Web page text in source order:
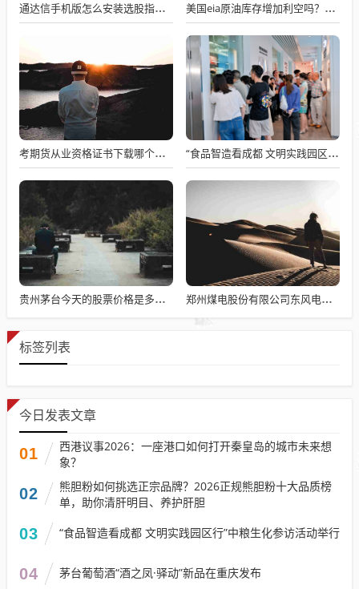
通达信手机版怎么安装选股指标，通达信手机版怎样导入选股指标 美国eia原油库存增加利空吗？美原油库存增加对原油是利多还是利空
考期货从业资格证书下载哪个软件，想要考期货从业资格证 “食品智造看成都 文明实践园区行”活动走进圣恩食品
贵州茅台今天的股票价格是多少 贵州茅台今日股价是多少 郑州煤电股份有限公司东风电厂 郑州煤电股份有限公司东风电厂历史沿革
标签列表
今日发表文章
01
西港议事2026：一座港口如何打开秦皇岛的城市未来想
象？
02
熊胆粉如何挑选正宗品牌？2026正规熊胆粉十大品质榜
单，助你清肝明目、养护肝胆
03 “食品智造看成都 文明实践园区行”中粮生化参访活动举行
04 茅台葡萄酒“酒之凤·驿动”新品在重庆发布